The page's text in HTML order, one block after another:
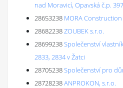
nad Moravicí, Opavská č.p. 397
28653238 MORA Construction
28682238ZOUBEK s.r.o.
28699238Společenství
2833, 2834 v Žatci
28705238Společenství pro
28728238ANPROKON, s.r.o.